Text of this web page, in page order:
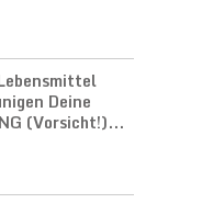
Deine
(Vorsicht!)...